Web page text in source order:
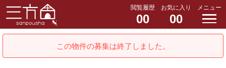
閲覧履歴
00
お気に入り
00
メニュー
この物件の募集は終了しました。